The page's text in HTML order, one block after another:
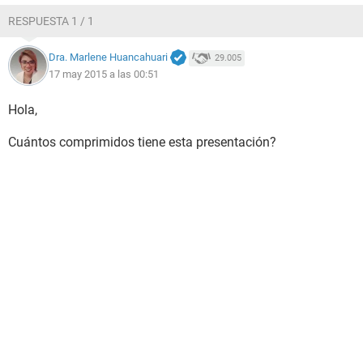
RESPUESTA 1 / 1
Dra. Marlene Huancahuari 29.005
17 may 2015 a las 00:51
Hola,
Cuántos comprimidos tiene esta presentación?